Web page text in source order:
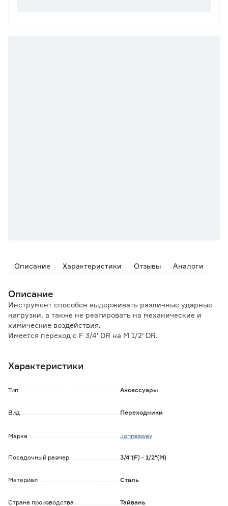
Описание Характеристики Отзывы Аналоги
Описание
Инструмент способен выдерживать различные ударные
нагрузки, а также не реагировать на механические и
химические воздействия.
Имеется переход с F 3/4' DR на M 1/2' DR.
Характеристики
Тип Аксессуары
Вид Переходники
Марка Jonnesway
Посадочный размер 3/4"(F) - 1/2"(M)
Материал Сталь
Страна производства Тайвань